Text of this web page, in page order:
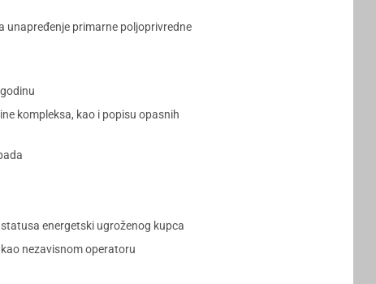
unapređenje primarne poljoprivredne
kompleksa, kao i popisu opasnih
energetski ugroženog kupca
nezavisnom operatoru